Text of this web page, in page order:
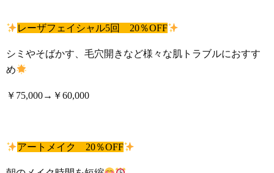
レーザフェイシャル5回 20％OFF
シミやそばかす、毛穴開きなど様々な肌トラブルにおすす
め
￥75,000→￥60,000
アートメイク 20％OFF